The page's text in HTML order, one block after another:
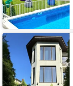
Гостевой
дом
Родос
Лайт